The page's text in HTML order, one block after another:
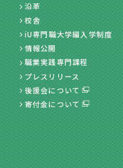
沿革
校舎
iU専門職大学編入学制度
情報公開
職業実践専門課程
プレスリリース
後援会について
寄付金について